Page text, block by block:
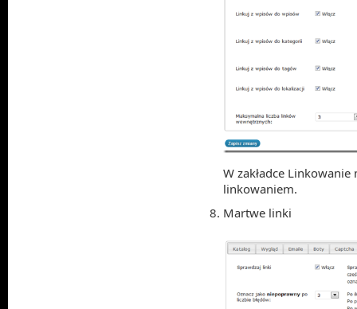
W zakładce
linkowaniem.
Martwe linki